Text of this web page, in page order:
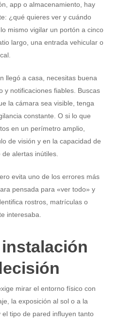
app o almacenamiento, hay
¿qué quieres ver y cuándo
mismo vigilar un portón a cinco
largo, una entrada vehicular o
llegó a casa, necesitas buena
y notificaciones fiables. Buscas
la cámara sea visible, tenga
constante. O si lo que
en un perímetro amplio,
de visión y en la capacidad de
alertas inútiles.
evita uno de los errores más
pensada para «ver todo» y
rostros, matrículas o
interesaba.
mirar el entorno físico con
la exposición al sol o a la
tipo de pared influyen tanto